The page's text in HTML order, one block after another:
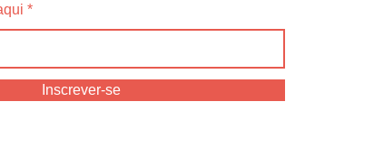
Inscrever-se